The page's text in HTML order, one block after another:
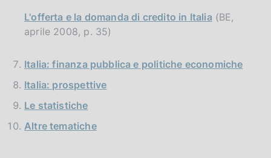
L'offerta e la domanda di credito in Italia (BE,
aprile 2008, p. 35)
Italia: finanza pubblica e politiche economiche
Italia: prospettive
Le statistiche
Altre tematiche